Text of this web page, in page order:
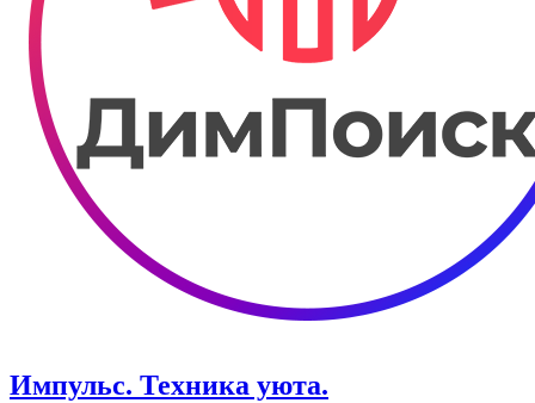
Импульс. Техника уюта.